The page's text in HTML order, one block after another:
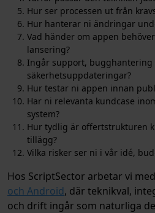
Hur ser processen ut från
Hur hanterar ni ändringar
Vad händer om appen
lansering?
Ingår support, bugghantering
säkerhetsuppdateringar?
Hur testar ni appen innan
Har ni relevanta kundcase
system?
Hur tydlig är offertstrukturen
tillägg?
Vilka risker ser ni i vår idé,
Hos ScriptSector arbetar vi med
och Android, där teknikval,
och drift ingår som naturliga